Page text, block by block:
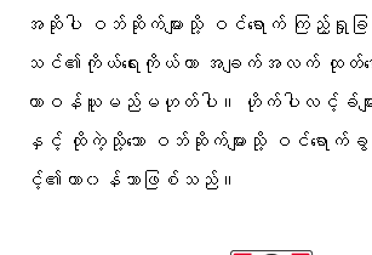
အဆိုပါ ဝဘ်ဆိုက်များသို့ ဝင်ရောက် ကြည့်ရှုခြ
သင်၏ကိုယ်ရေးကိုယ်တာ အချက်အလက် ထုတ်ဖော်
တာဝန်ယူမည်မဟုတ်ပါ။ ဟိုက်ပါလင့်ခ်များ
နှင့် ထိုကဲ့သို့သော ဝဘ်ဆိုက်များသို့ ဝင်ရော
င့်၏တာ၀န်သာဖြစ်သည်။